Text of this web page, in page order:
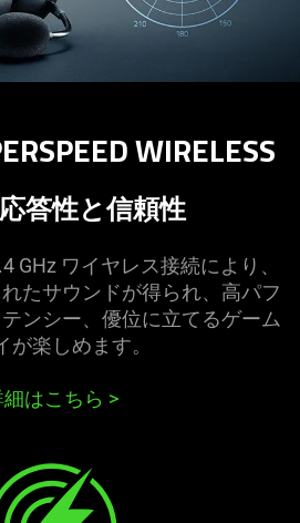
WIRELESS
答性と信頼性
GHz ワイヤレス接続により、
たサウンドが得られ、高パフ
ンシー、優位に立てるゲーム
が楽しめ ます。
細はこちら >